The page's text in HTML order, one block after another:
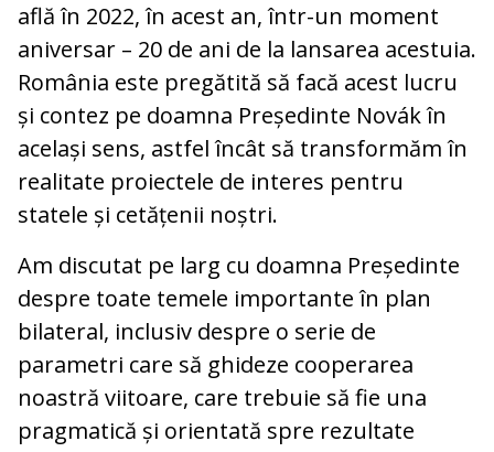
află în 2022, în acest an, într-un moment
aniversar – 20 de ani de la lansarea acestuia.
România este pregătită să facă acest lucru
și contez pe doamna Președinte Novák în
același sens, astfel încât să transformăm în
realitate proiectele de interes pentru
statele și cetățenii noștri.
Am discutat pe larg cu doamna Președinte
despre toate temele importante în plan
bilateral, inclusiv despre o serie de
parametri care să ghideze cooperarea
noastră viitoare, care trebuie să fie una
pragmatică și orientată spre rezultate